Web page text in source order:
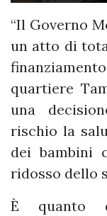
“Il Governo
un atto di
quartiere
una
rischio la
dei bambini
ridosso dello
È quanto